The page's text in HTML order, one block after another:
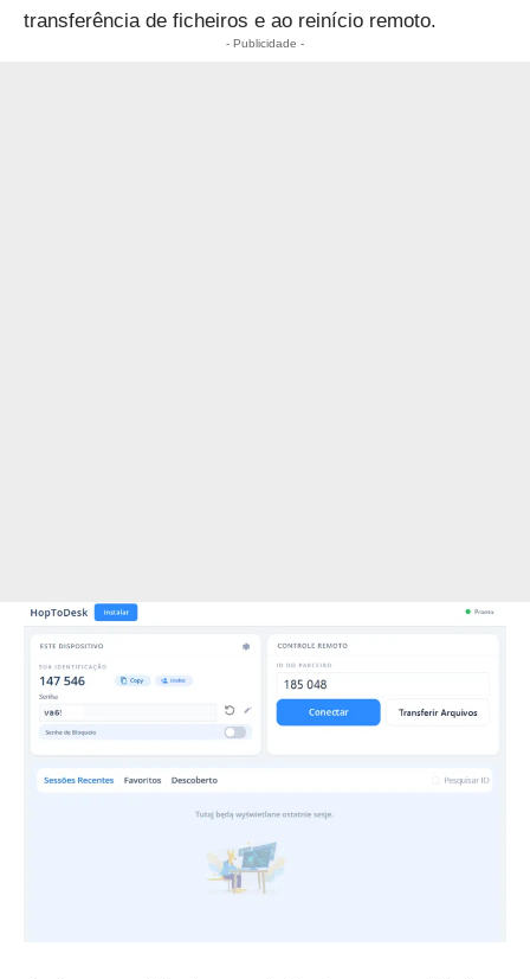
transferência de ficheiros e ao reinício remoto.
- Publicidade -